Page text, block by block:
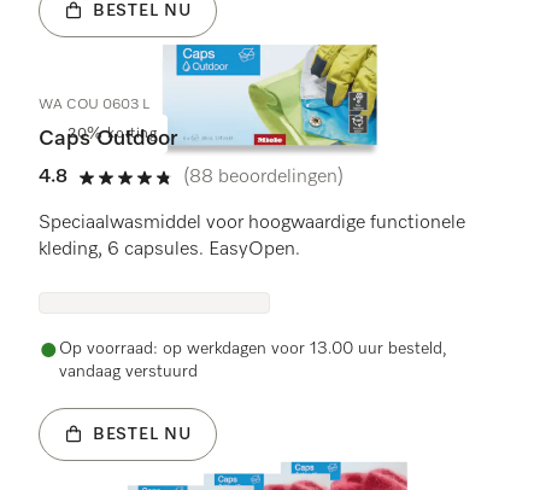
BESTEL NU
20% korting
WA COU 0603 L
Caps Outdoor
4.8
4.8 sterren op 5
(88 beoordelingen)
Speciaalwasmiddel voor hoogwaardige functionele
kleding, 6 capsules. EasyOpen.
Op voorraad: op werkdagen voor 13.00 uur besteld,
vandaag verstuurd
BESTEL NU